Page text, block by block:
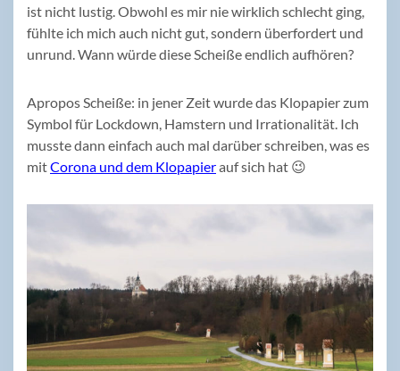
ist nicht lustig. Obwohl es mir nie wirklich schlecht ging,
fühlte ich mich auch nicht gut, sondern überfordert und
unrund. Wann würde diese Scheiße endlich aufhören?
Apropos Scheiße: in jener Zeit wurde das Klopapier zum
Symbol für Lockdown, Hamstern und Irrationalität. Ich
musste dann einfach auch mal darüber schreiben, was es
mitCorona und dem Klopapierauf sich hat 😉